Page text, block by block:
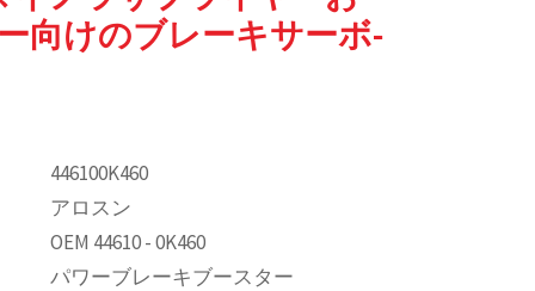
向けのブレーキサーボ-
446100K460
アロスン
OEM 44610 - 0K460
パワーブレーキブースター